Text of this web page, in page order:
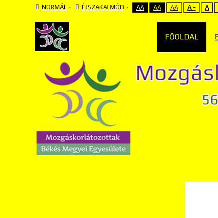
NORMÁL ÉJSZAKAI MÓD AA AA AA A - A
FŐOLDAL